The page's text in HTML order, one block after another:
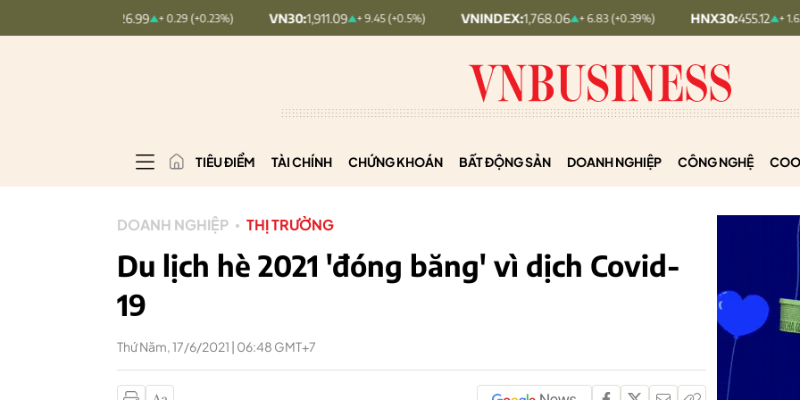
+ 0.29 (+0.23%) VN30:1,911.09 + 9.45 (+0.5%) VNINDEX: 1,768.06 + 6.83 (+0.39%) HNX30:455.12 + 1.63 (+0.36%)
TIÊU ĐIỂM TÀI CHÍNH CHỨNG KHOÁN BẤT ĐỘNG SẢN DOANH NGHIỆP CÔNG NGHỆ
DOANH NGHIỆP THỊ TRƯỜNG
Du lịch hè 2021 'đóng băng' vì dịch Covid-
19
Thứ Năm, 17/6/2021 | 06:48 GMT+7